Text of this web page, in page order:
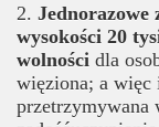
2. Jednorazowe
wysokości 20
wolności dla
więziona; a więc
przetrzymywana